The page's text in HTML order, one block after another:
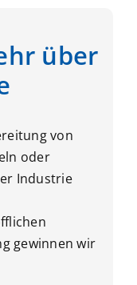
über
von
oder
Industrie
gewinnen wir